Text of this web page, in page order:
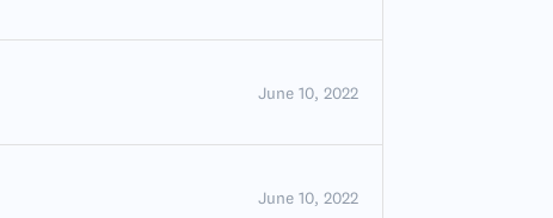
June 10, 2022
June 10, 2022